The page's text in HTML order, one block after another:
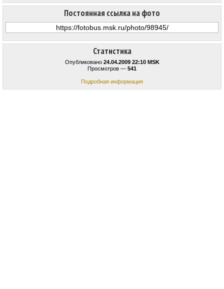
Статистика
Опубликовано 24.04.2009 22:10 MSK
Просмотров — 541
Подробная информация
Постоянная ссылка на фото